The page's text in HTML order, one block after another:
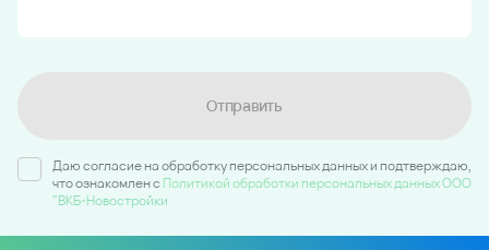
Отправить
Даю согласие на обработку персональных данных и подтверждаю,
что ознакомлен c Политикой обработки персональных данных ООО
"ВКБ-Новостройки